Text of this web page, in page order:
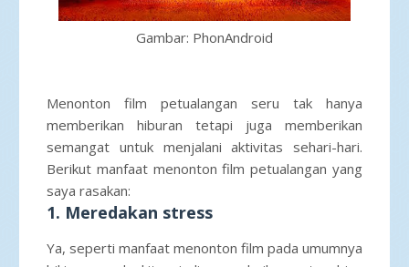
Gambar: PhonAndroid
Menonton film
petualangan seru tak hanya
memberikan hiburan tetapi juga memberikan
semangat untuk menjalani aktivitas sehari-hari.
Berikut manfaat menonton film petualangan yang
saya rasakan:
1. Meredakan stress
Ya, seperti manfaat menonton film pada umumnya